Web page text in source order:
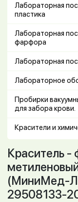
Лабораторная
пластика
Лабораторная
фарфора
Лабораторная
Лабораторное
Пробирки
для забора крови.
Красители и
Краситель -
(МиниМед-
29508133-